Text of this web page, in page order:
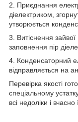
2. Приєднання
діелектриком,
утворюється
3. Витіснення
заповнення пір
4. Конденсаторний
відправляється на
Перевірка якості
спеціальному
всі недоліки і